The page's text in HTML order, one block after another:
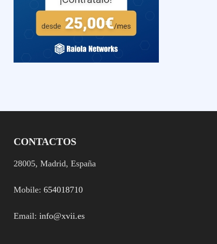
CONTACTOS
28005, Madrid, España
Mobile:654018710
Email:info@xvii.es